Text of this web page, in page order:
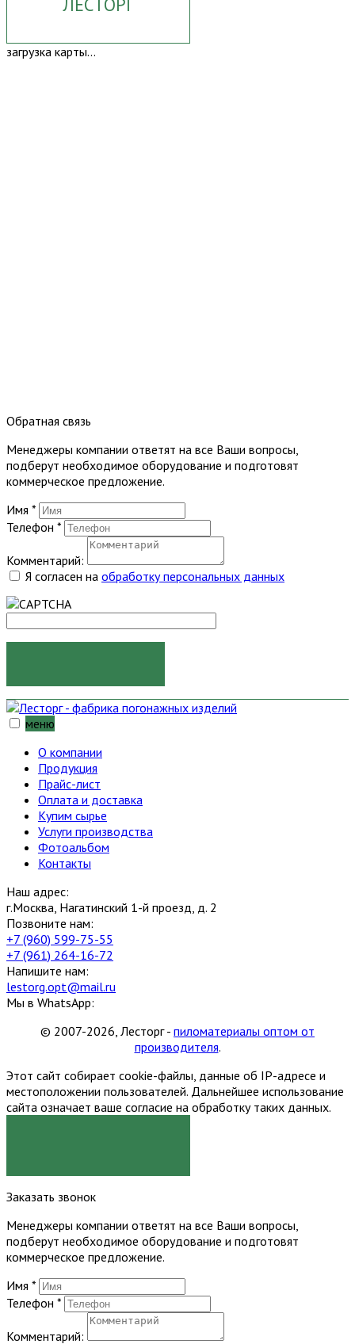
загрузка карты...
Обратная связь
Менеджеры компании ответят на все Ваши вопросы,
подберут необходимое оборудование и подготовят
коммерческое предложение.
Имя *
Телефон *
Комментарий:
Я согласен на обработку персональных данных
меню
О компании
Продукция
Прайс-лист
Оплата и доставка
Купим сырье
Услуги производства
Фотоальбом
Контакты
Наш адрес:
г.Москва, Нагатинский 1-й проезд, д. 2
Позвоните нам:
+7 (960) 599-75-55
+7 (961) 264-16-72
Напишите нам:
lestorg.opt@mail.ru
Мы в WhatsApp:
© 2007-2026, Лесторг - пиломатериалы оптом от
производителя.
Этот сайт собирает cookie-файлы, данные об IP-адресе и
местоположении пользователей. Дальнейшее использование
сайта означает ваше согласие на обработку таких данных.
Заказать звонок
Менеджеры компании ответят на все Ваши вопросы,
подберут необходимое оборудование и подготовят
коммерческое предложение.
Имя *
Телефон *
Комментарий: